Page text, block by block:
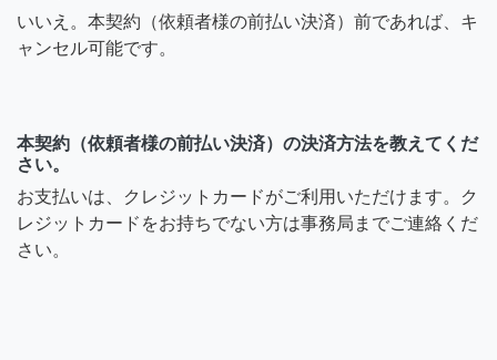
いいえ。本契約（依頼者様の前払い決済）前であれば、キ
ャンセル可能です。
本契約（依頼者様の前払い決済）の決済方法を教えてくだ
さい。
お支払いは、クレジットカードがご利用いただけます。ク
レジットカードをお持ちでない方は事務局までご連絡くだ
さい。